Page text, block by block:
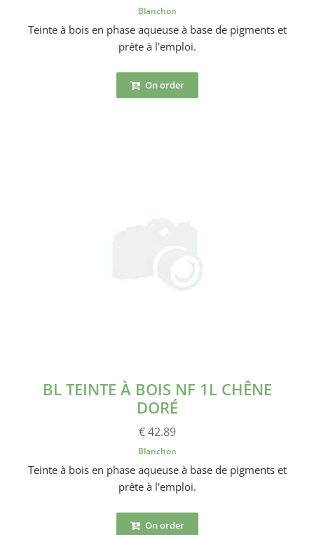
Blanchon
Teinte à bois en phase aqueuse à base de pigments et
prête à l'emploi.
On order
BL TEINTE À BOIS NF 1L CHÊNE
DORÉ
€ 42.89
Blanchon
Teinte à bois en phase aqueuse à base de pigments et
prête à l'emploi.
On order